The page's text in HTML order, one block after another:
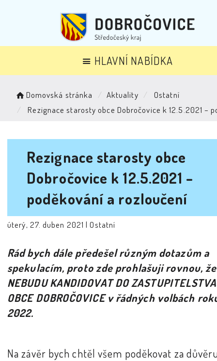
HLAVNÍ NABÍDKA
Domovská stránka Aktuality
Ostatní
Rezignace starosty obce Dobročovice k 12.5.2021 –
Rezignace starosty obce
Dobročovice k 12.5.2021 –
poděkování a rozloučení
úterý, 27. duben 2021 |Ostatní
Rád bych dále předešel různým dotazům a
spekulacím, proto zde prohlašuji rovnou, že
NEBUDU KANDIDOVAT DO ZASTUPITELSTVA
OBCE DOBROČOVICE v řádných volbách
2022.
Na závěr bych chtěl všem poděkovat za